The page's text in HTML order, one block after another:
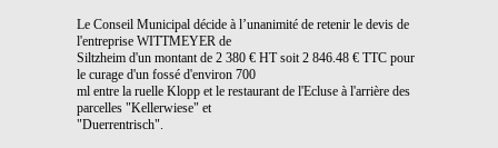
Le Conseil Municipal décide à l’unanimité de retenir le devis de
l'entreprise WITTMEYER de
Siltzheim d'un montant de 2 380 € HT soit 2 846.48 € TTC pour
le curage d'un fossé d'environ 700
ml entre la ruelle Klopp et le restaurant de l'Ecluse à l'arrière des
parcelles "Kellerwiese" et
"Duerrentrisch".